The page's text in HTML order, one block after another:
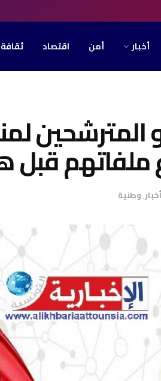
أخبار أمن اقتصاد ثقافة
قبل
أخبار,وطنية